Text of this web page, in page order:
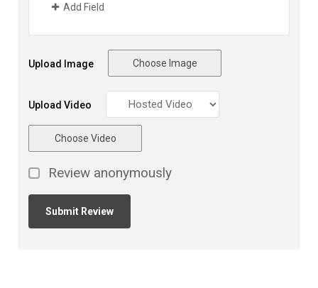
Add Field
Upload Image Choose Image
Upload Video
Choose Video
Review anonymously